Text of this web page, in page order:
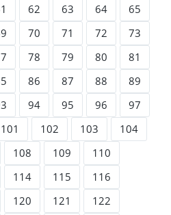
62 63 64
65
70 71 72
73
78 79 80
81
86 87 88
89
94 95 96
97
101 102 103
104
108 109
110
114 115
116
120 121
122